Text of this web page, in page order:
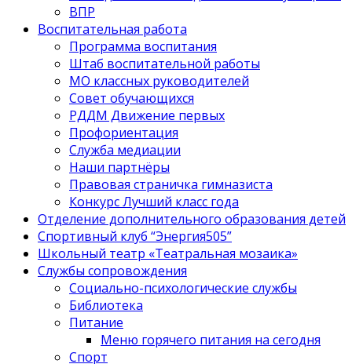
ВПР
Воспитательная работа
Программа воспитания
Штаб воспитательной работы
МО классных руководителей
Совет обучающихся
РДДМ Движение первых
Профориентация
Служба медиации
Наши партнёры
Правовая страничка гимназиста
Конкурс Лучший класс года
Отделение дополнительного образования детей
Спортивный клуб “Энергия505”
Школьный театр «Театральная мозаика»
Службы сопровождения
Социально-психологические службы
Библиотека
Питание
Меню горячего питания на сегодня
Спорт